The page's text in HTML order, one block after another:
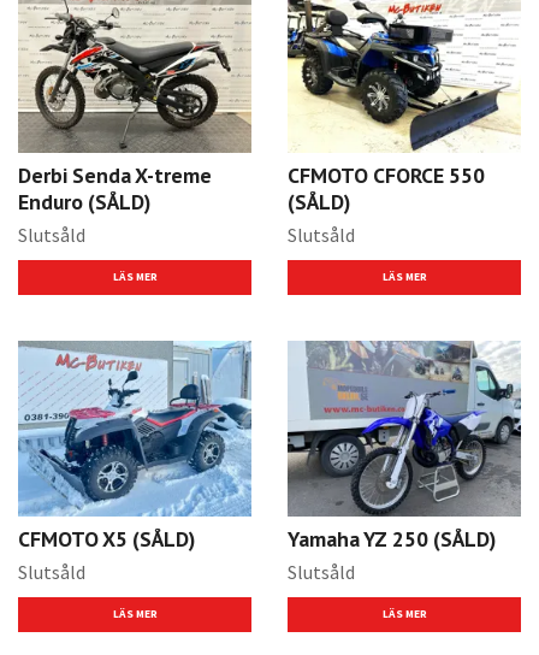
Derbi Senda X-treme
Enduro (SÅLD)
Slutsåld
LÄS MER
CFMOTO CFORCE 550
(SÅLD)
Slutsåld
LÄS MER
CFMOTO X5 (SÅLD)
Slutsåld
LÄS MER
Yamaha YZ 250 (SÅLD)
Slutsåld
LÄS MER